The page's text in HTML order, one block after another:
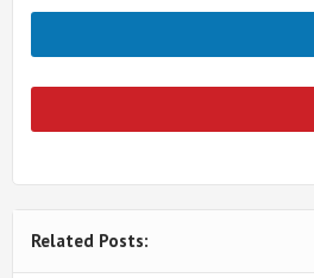
Related Posts: